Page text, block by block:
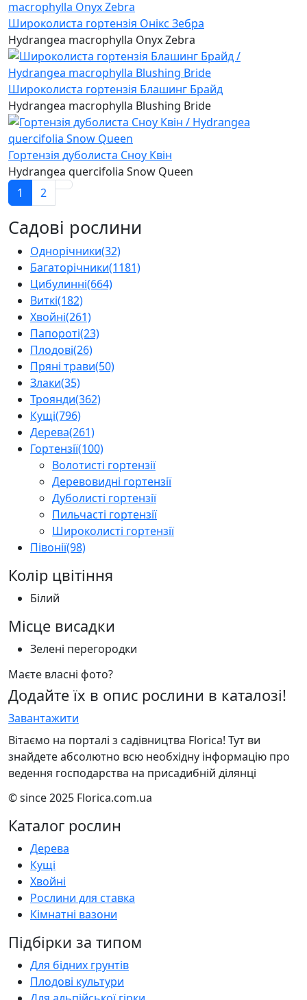
Широколиста гортензія Онікс Зебра
Hydrangea macrophylla Onyx Zebra
Широколиста гортензія Блашинг Брайд
Hydrangea macrophylla Blushing Bride
Гортензія дуболиста Сноу Квін
Hydrangea quercifolia Snow Queen
1
2
Садові рослини
Однорічники(32)
Багаторічники(1181)
Цибулинні(664)
Виткі(182)
Хвойні(261)
Папороті(23)
Плодові(26)
Пряні трави(50)
Злаки(35)
Троянди(362)
Кущі(796)
Дерева(261)
Гортензії(100)
Волотисті гортензії
Деревовидні гортензії
Дуболисті гортензії
Пильчасті гортензії
Широколисті гортензії
Півонії(98)
Колір цвітіння
Білий
Місце висадки
Зелені перегородки
Маєте власні фото?
Додайте їх в опис рослини в каталозі!
Завантажити
Вітаємо на порталі з садівництва Florica! Тут ви
знайдете абсолютно всю необхідну інформацію про
ведення господарства на присадибній ділянці
© since 2025 Florica.com.ua
Каталог рослин
Дерева
Кущі
Хвойні
Рослини для ставка
Кімнатні вазони
Підбірки за типом
Для бідних грунтів
Плодові культури